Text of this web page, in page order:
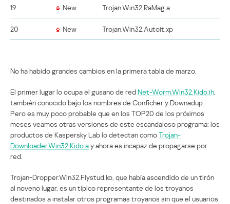
19 New Trojan.Win32.RaMag.a
20 New Trojan.Win32.Autoit.xp
No ha habido grandes cambios en la primera tabla de marzo.
El primer lugar lo ocupa el gusano de redNet-Worm.Win32.Kido.ih
también conocido bajo los nombres de Conficher y Downadup.
Pero es muy poco probable que en los TOP20 de los próximos
meses veamos otras versiones de este escandaloso programa: los
productos de Kaspersky Lab lo detectan comoTrojan-
Downloader.Win32.Kido.ay ahora es incapaz de propagarse por
red.
Trojan-Dropper.Win32.Flystud.ko, que había ascendido de un tirón
al noveno lugar, es un típico representante de los troyanos
destinados a instalar otros programas troyanos sin que el usuarios